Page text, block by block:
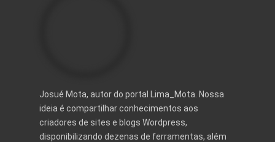
Josué Mota, autor do portal Lima_Mota. Nossa
ideia é compartilhar conhecimentos aos
criadores de sites e blogs Wordpress,
disponibilizando dezenas de ferramentas, além